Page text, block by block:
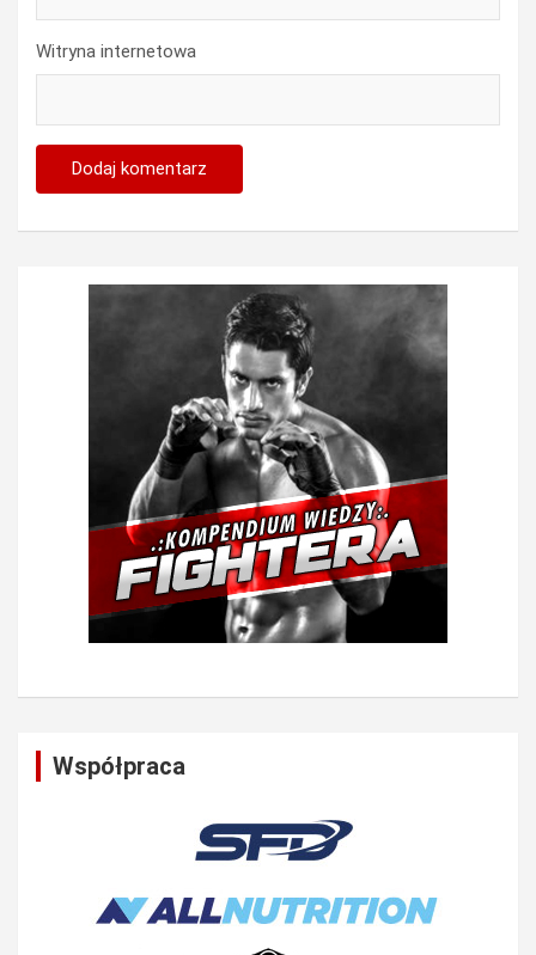
Witryna internetowa
Współpraca